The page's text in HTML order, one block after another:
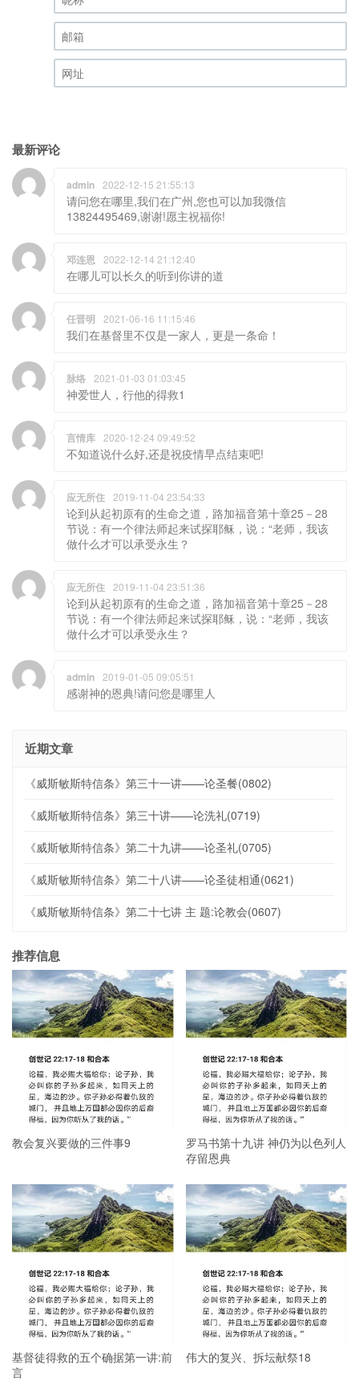
昵称 (必填)
邮箱 (必填)
最新评论
admin 2022-12-15 21:55:13
请问您在哪里,我们在广州,您也可以加我微信
13824495469,谢谢!愿主祝福你!
邓连恩 2022-12-14 21:12:40
在哪儿可以长久的听到你讲的道
任晋明 2021-06-16 11:15:46
我们在基督里不仅是一家人，更是一条命！
脉络 2021-01-03 01:03:45
神爱世人，行他的得救1
言情库 2020-12-24 09:49:52
不知道说什么好,还是祝疫情早点结束吧!
应无所住 2019-11-04 23:54:33
论到从起初原有的生命之道，路加福音第十章25－28
节说：有一个律法师起来试探耶稣，说：“老师，我该
做什么才可以承受永生？
应无所住 2019-11-04 23:51:36
论到从起初原有的生命之道，路加福音第十章25－28
节说：有一个律法师起来试探耶稣，说：“老师，我该
做什么才可以承受永生？
admin 2019-01-05 09:05:51
感谢神的恩典!请问您是哪里人
近期文章
《威斯敏斯特信条》第三十一讲——论圣餐(0802)
《威斯敏斯特信条》第三十讲——论洗礼(0719)
《威斯敏斯特信条》第二十九讲——论圣礼(0705)
《威斯敏斯特信条》第二十八讲——论圣徒相通(0621)
《威斯敏斯特信条》第二十七讲 主 题:论教会(0607)
推荐信息
教会复兴要做的三件事9
罗马书第十九讲 神仍为以色列人
存留恩典
基督徒得救的五个确据第一讲:前
言
伟大的复兴、拆坛献祭18